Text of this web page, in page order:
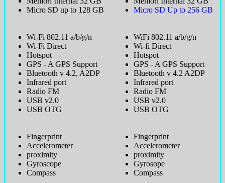
Micro SD up to 128 GB
Micro SD Up to 256 GB
Wi-Fi 802.11 a/b/g/n
Wi-Fi Direct
Hotspot
GPS - A GPS Support
Bluetooth v 4.2, A2DP
Infrared port
Radio FM
USB v2.0
USB OTG
WiFi 802.11 a/b/g/n
Wi-fi Direct
Hotspot
GPS - A GPS Support
Bluetooth v 4.2 A2DP
Infrared port
Radio FM
USB v2.0
USB OTG
Fingerprint
Accelerometer
proximity
Gyroscope
Compass
Fingerprint
Accelerometer
proximity
Gyrosope
Compass